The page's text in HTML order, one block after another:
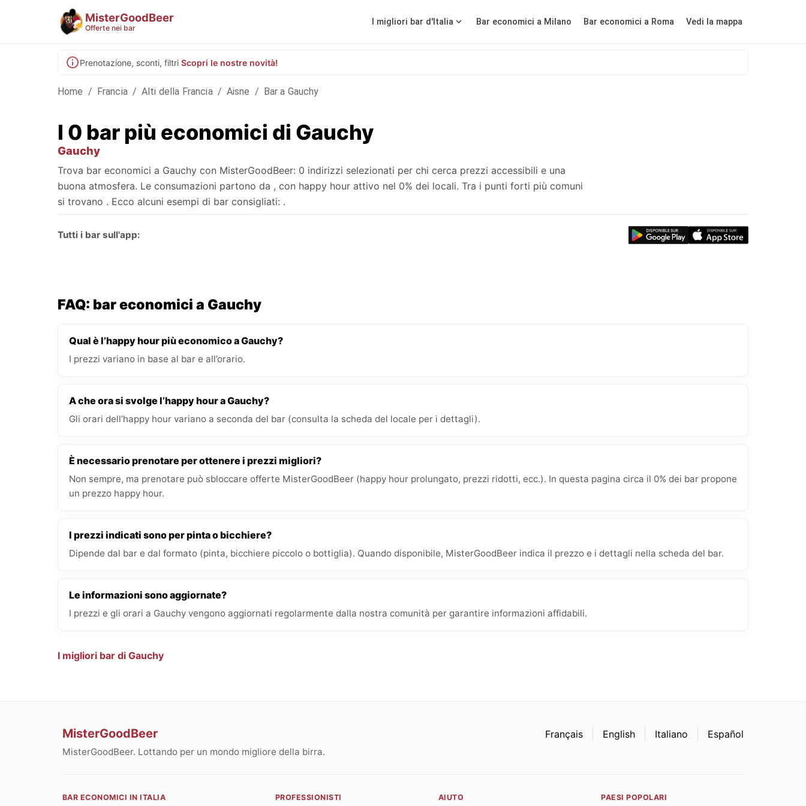
MisterGoodBeer
Offerte nei bar
I migliori bar d'Italia Bar economici a Milano Bar economici a Roma Vedi la mappa
Prenotazione, sconti, filtri Scopri le nostre novità!
Home / Francia / Alti della Francia / Aisne / Bar a Gauchy
I 0 bar più economici di Gauchy
Gauchy
Trova bar economici a Gauchy con MisterGoodBeer: 0 indirizzi selezionati per chi cerca prezzi accessibili e una
buona atmosfera. Le consumazioni partono da , con happy hour attivo nel 0% dei locali. Tra i punti forti più comuni
si trovano . Ecco alcuni esempi di bar consigliati: .
Tutti i bar sull'app:
FAQ: bar economici a Gauchy
Qual è l’happy hour più economico a Gauchy?
I prezzi variano in base al bar e all’orario.
A che ora si svolge l’happy hour a Gauchy?
Gli orari dell’happy hour variano a seconda del bar (consulta la scheda del locale per i dettagli).
È necessario prenotare per ottenere i prezzi migliori?
Non sempre, ma prenotare può sbloccare offerte MisterGoodBeer (happy hour prolungato, prezzi ridotti, ecc.). In questa pagina circa il 0% dei bar propone
un prezzo happy hour.
I prezzi indicati sono per pinta o bicchiere?
Dipende dal bar e dal formato (pinta, bicchiere piccolo o bottiglia). Quando disponibile, MisterGoodBeer indica il prezzo e i dettagli nella scheda del bar.
Le informazioni sono aggiornate?
I prezzi e gli orari a Gauchy vengono aggiornati regolarmente dalla nostra comunità per garantire informazioni affidabili.
I migliori bar di Gauchy
MisterGoodBeer
MisterGoodBeer. Lottando per un mondo migliore della birra.
Français English Italiano Español
BAR ECONOMICI IN ITALIA PROFESSIONISTI AIUTO PAESI POPOLARI